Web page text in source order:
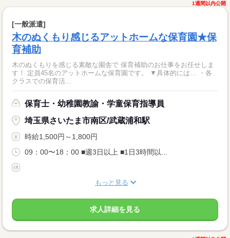
1週間以内公開
[一般派遣]
木のぬくもり感じるアットホームな保育園★保
育補助
木のぬくもりを感じる素敵な園舎で 保育補助のお仕事をお任せしま
す！ 定員45名のアットホームな保育園です。 ▼具体的には… ・各
クラスでの保育活...
保育士・幼稚園教諭・学童保育指導員
埼玉県さいたま市南区/武蔵浦和駅
時給1,500円～1,800円
09：00〜18：00 ■週3日以上 ■1日3時間以...
もっと見る
求人詳細を見る